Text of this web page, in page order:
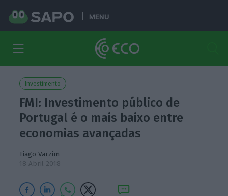
MENU
Investimento
FMI: Investimento público de
Portugal é o mais baixo entre
economias avançadas
Tiago Varzim
18 Abril 2018